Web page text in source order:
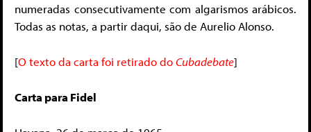
numeradas consecutivamente com algarismos arábicos.
Todas as notas, a partir daqui, são de Aurelio Alonso.
[O texto da carta foi retirado doCubadebate]
Carta para Fidel